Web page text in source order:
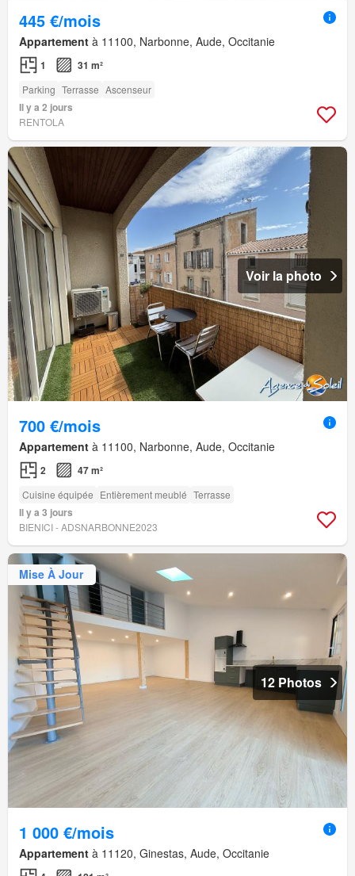
445 €/mois
Appartement à 11100, Narbonne, Aude, Occitanie
1 31 m²
Parking Terrasse Ascenseur
Il y a 2 jours
RENTOLA
Voir la photo
700 €/mois
Appartement à 11100, Narbonne, Aude, Occitanie
2 47 m²
Cuisine équipée Entièrement meublé Terrasse
Il y a 3 jours
BIENICI - ADSNARBONNE2023
Mise À Jour
12 Photos
1 000 €/mois
Appartement à 11120, Ginestas, Aude, Occitanie